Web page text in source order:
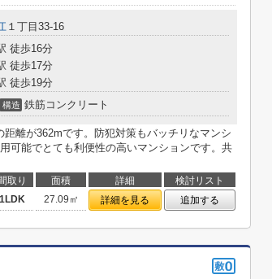
１丁目33-16
徒歩16分
徒歩17分
徒歩19分
構造 鉄筋コンクリート
離が362mです。防犯対策もバッチリなマンシ
可能でとても利便性の高いマンションです。共
取り 面積 詳細
検討リスト
1LDK 27.09㎡ 詳細を見る 追加する